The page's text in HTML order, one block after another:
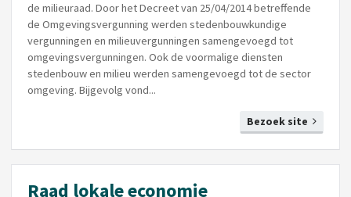
de milieuraad. Door het Decreet van 25/04/2014 betreffende
de Omgevingsvergunning werden stedenbouwkundige
vergunningen en milieuvergunningen samengevoegd tot
omgevingsvergunningen. Ook de voormalige diensten
stedenbouw en milieu werden samengevoegd tot de sector
omgeving. Bijgevolg vond...
Bezoek site
Raad lokale economie